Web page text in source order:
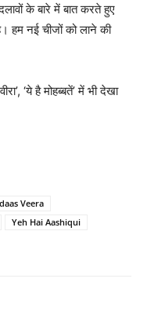
के बारे में बात करते हुए
हम नई चीजों को लाने की
‘ये है मोहब्बतें’ में भी देखा
Veera
Yeh Hai Aashiqui